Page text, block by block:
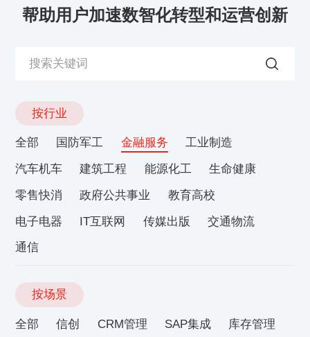
帮助用户加速数智化转型和运营创新
按行业
全部 国防军工 金融服务
工业制造
汽车机车
建筑工程 能源化工
生命健康
零售快消
政府公共事业
教育高校
电子电器
IT互联网 传媒出版
交通物流
通信
按场景
全部 信创 CRM管理 SAP集成
库存管理